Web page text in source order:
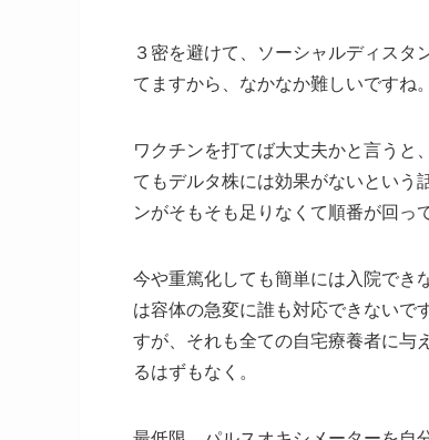
３密を避けて、ソーシャルディス
てますから、なかなか難しいですね。
ワクチンを打てば大丈夫かと言うと
てもデルタ株には効果がないという
ンがそもそも足りなくて順番が回っ
今や重篤化しても簡単には入院でき
は容体の急変に誰も対応できないで
すが、それも全ての自宅療養者に与
るはずもなく。